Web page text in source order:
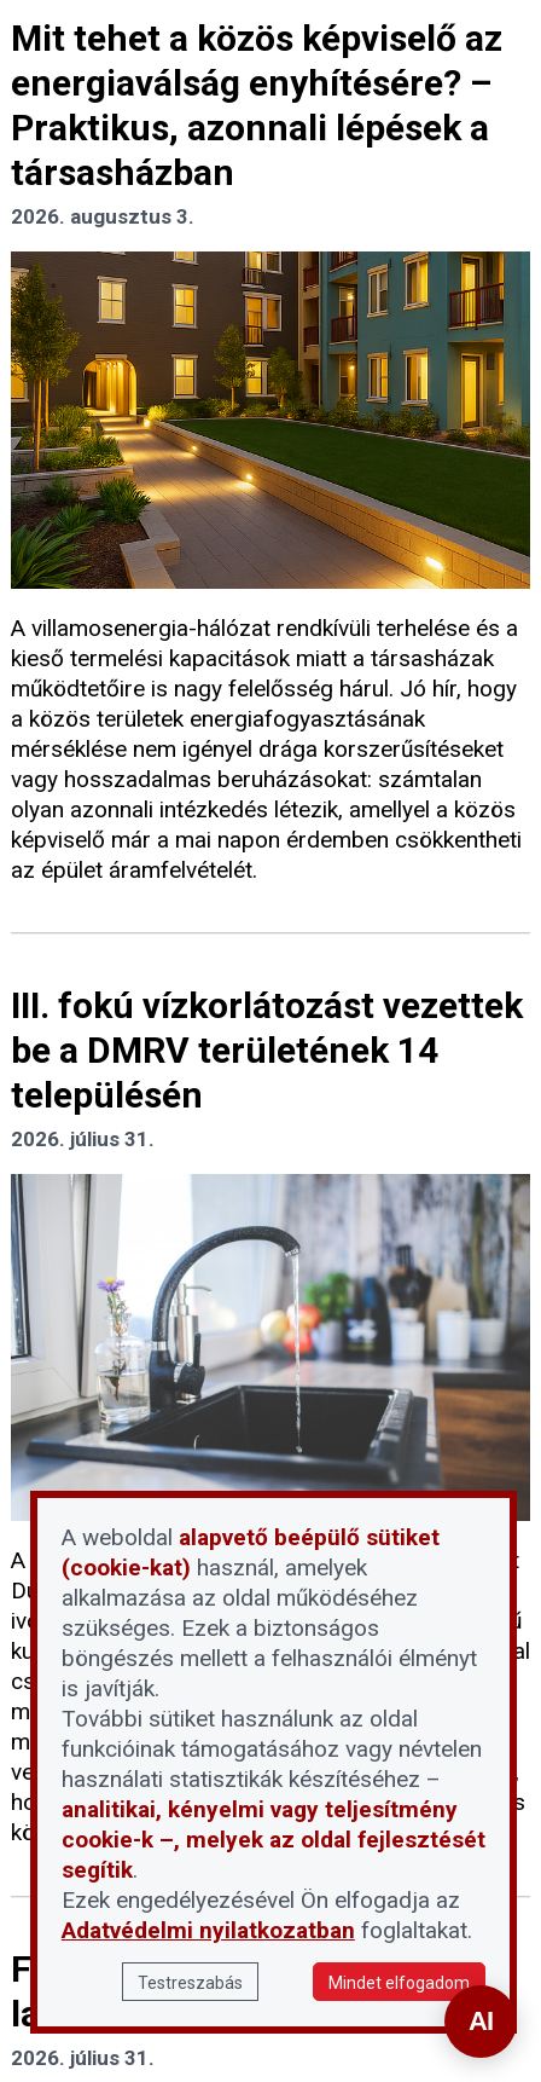
Mit tehet a közös képviselő az
energiaválság enyhítésére? –
Praktikus, azonnali lépések a
társasházban
2026. augusztus 3.
A villamosenergia-hálózat rendkívüli terhelése és a
kieső termelési kapacitások miatt a társasházak
működtetőire is nagy felelősség hárul. Jó hír, hogy
a közös területek energiafogyasztásának
mérséklése nem igényel drága korszerűsítéseket
vagy hosszadalmas beruházásokat: számtalan
olyan azonnali intézkedés létezik, amellyel a közös
képviselő már a mai napon érdemben csökkentheti
az épület áramfelvételét.
III. fokú vízkorlátozást vezettek
be a DMRV területének 14
településén
2026. július 31.
A tartós hőség és a történelmi mélypontra süllyedt
Duna-vízállás egyszerre terheli a térség
ivóvízellátását. A DMRV Zrt. szerint a parti szűrésű
kutak víztermelő kapacitása mintegy 30 százalékkal
csökkent, miközben a vízfogyasztás
másfélszeresére emelkedett, ezért a Pilisi-
medence 14 településén III. fokú vízkorlátozást
vezettek be. A kormány eközben arra figyelmeztet,
hogy a tartós vízhiányos időszakok a klímaváltozás
következtében egyre gyakoribbá válhatnak.
Fontos tudnivalókat közölt a
lakáskiadásról a NAV
2026. július 31.
A weboldal alapvető beépülő sütiket
(cookie-kat) használ, amelyek
alkalmazása az oldal működéséhez
szükséges. Ezek a biztonságos
böngészés mellett a felhasználói élményt
is javítják.
További sütiket használunk az oldal
funkcióinak támogatásához vagy névtelen
használati statisztikák készítéséhez –
analitikai, kényelmi vagy teljesítmény
cookie-k –, melyek az oldal fejlesztését
segítik.
Ezek engedélyezésével Ön elfogadja az
Adatvédelmi nyilatkozatban foglaltakat.
Testreszabás Mindet elfogadom